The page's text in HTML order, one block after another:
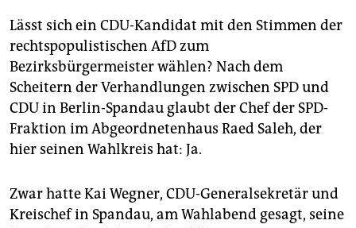
unterstützen
abo
genossenschaft
epaper login
Lässt sich ein CDU-Kandidat mit den Stimmen der
rechtspopulistischen AfD zum
Bezirksbürgermeister wählen? Nach dem
Scheitern der Verhandlungen zwischen SPD und
CDU in Berlin-Spandau glaubt der Chef der SPD-
Fraktion im Abgeordnetenhaus Raed Saleh, der
hier seinen Wahlkreis hat: Ja.
Zwar hatte Kai Wegner, CDU-Generalsekretär und
Kreischef in Spandau, am Wahlabend gesagt, seine